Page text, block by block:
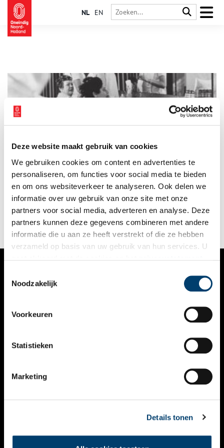
Deze website maakt gebruik van cookies
We gebruiken cookies om content en advertenties te
personaliseren, om functies voor social media te bieden
en om ons websiteverkeer te analyseren. Ook delen we
informatie over uw gebruik van onze site met onze
partners voor social media, adverteren en analyse. Deze
partners kunnen deze gegevens combineren met andere
informatie die u aan ze heeft verstrekt of die ze hebben
verzameld op basis van uw gebruik van hun services. U
Noodzakelijk
Voorkeuren
Statistieken
Marketing
Details tonen
NL EN
Ze mogen weer open, de kappers, mits je reserveert. En geen
coronaklachten hebt. Een periode waarin je twee maanden
lang de kappersschaar niet mag hanteren, is lang niet
voorgekomen. Zelfs in de Tweede Wereldoorlog werd er
gewoon doorgeknipt, zo blijkt als we in de geschiedenis van
de Noord-Hollandse barbiers duiken.
VERHALEN
KALENDER
THEMA’S
VIDEO’S
CONTACT